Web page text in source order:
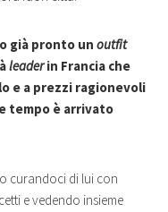
già pronto unoutfit
leaderin Francia che
e a prezzi ragionevoli
tempo è arrivato
curandoci di lui con
e vedendo insieme